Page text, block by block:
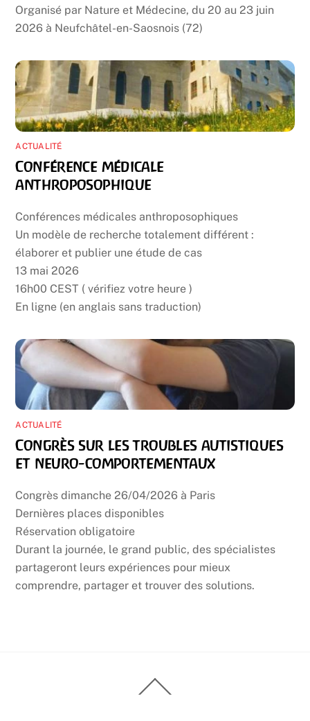
Organisé par Nature et Médecine, du 20 au 23 juin
2026 à Neufchâtel-en-Saosnois (72)
ACTUALITÉ
Conférence médicale
anthroposophique
Conférences médicales anthroposophiques
Un modèle de recherche totalement différent :
élaborer et publier une étude de cas
13 mai 2026
16h00 CEST ( vérifiez votre heure )
En ligne (en anglais sans traduction)
ACTUALITÉ
Congrès sur les troubles autistiques
et neuro-comportementaux
Congrès dimanche 26/04/2026 à Paris
Dernières places disponibles
Réservation obligatoire
Durant la journée, le grand public, des spécialistes
partageront leurs expériences pour mieux
comprendre, partager et trouver des solutions.
To